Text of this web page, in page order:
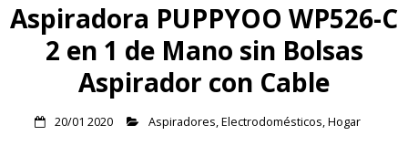
Inicio
Alimentación
Aspiradora PUPPYOO WP526-C
2 en 1 de Mano sin Bolsas
Aspirador con Cable
20/01 2020 Aspiradores,Electrodomésticos,Hogar